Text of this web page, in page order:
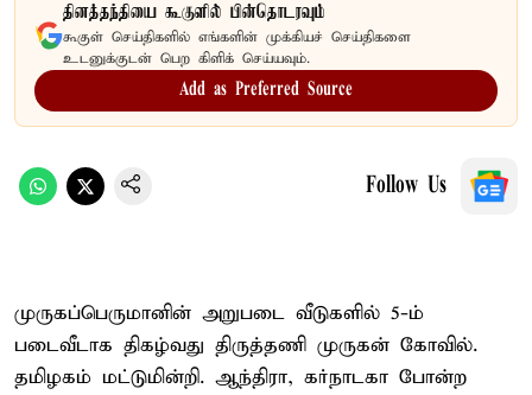
தினத்தந்தியை கூகுளில் பின்தொடரவும்
கூகுள் செய்திகளில் எங்களின் முக்கியச் செய்திகளை
உடனுக்குடன் பெற கிளிக் செய்யவும்.
Add as Preferred Source
Follow Us
முருகப்பெருமானின் அறுபடை வீடுகளில் 5-ம்
படைவீடாக திகழ்வது திருத்தணி முருகன் கோவில்.
தமிழகம் மட்டுமின்றி. ஆந்திரா, கர்நாடகா போன்ற